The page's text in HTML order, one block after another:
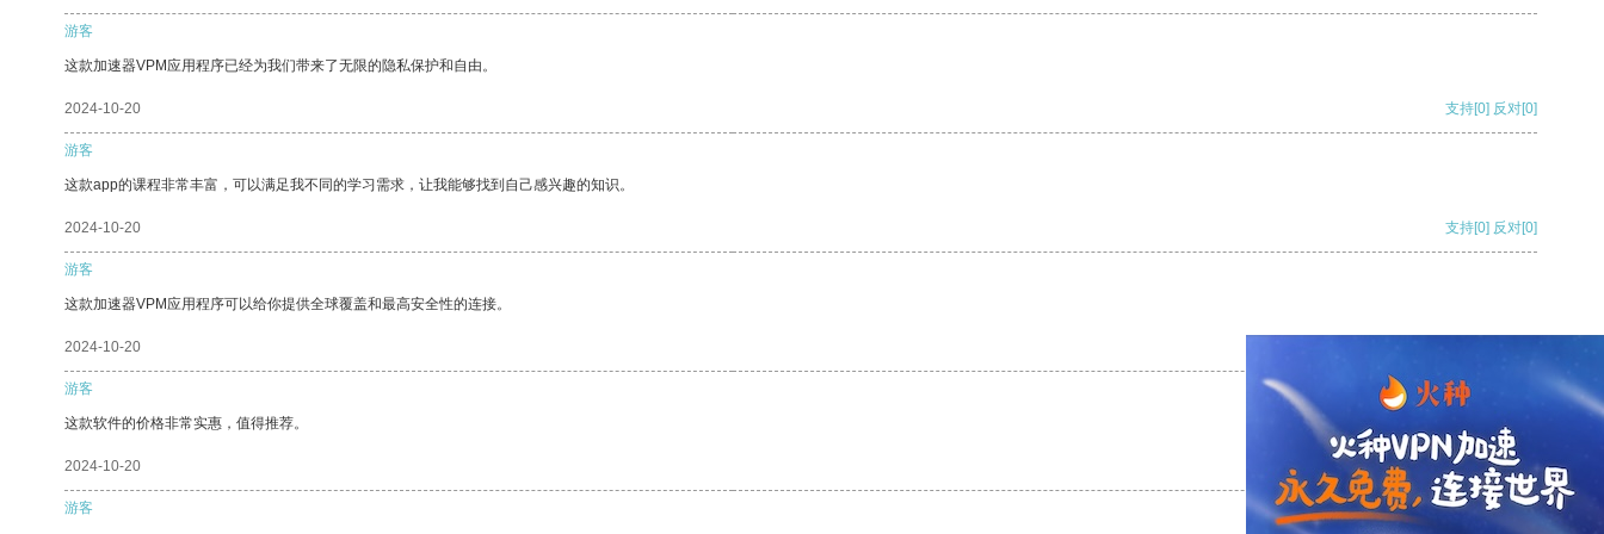
游客
这款加速器VPM应用程序已经为我们带来了无限的隐私保护和自由。
2024-10-20 支持[0] 反对[0]
游客
这款app的课程非常丰富，可以满足我不同的学习需求，让我能够找到自己感兴趣的知识。
2024-10-20 支持[0] 反对[0]
游客
这款加速器VPM应用程序可以给你提供全球覆盖和最高安全性的连接。
2024-10-20
游客
这款软件的价格非常实惠，值得推荐。
2024-10-20 支持 [0] 反对 [0]
游客